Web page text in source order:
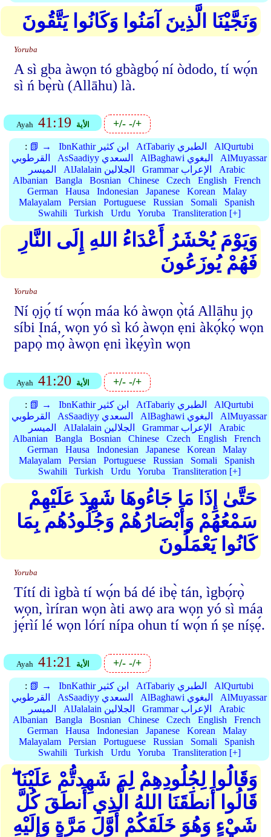
وَنَجَّيْنَا الَّذِينَ آمَنُوا وَكَانُوا يَتَّقُونَ
Yoruba
A sì gba àwọn tó gbàgbọ́ ní òdodo, tí wọ́n
sì ń bẹ̀rù (Allāhu) là.
Ayah 41:19 الأية +/--/+
: 📗 → IbnKathir ابن كثير AtTabariy الطبري
AlQurtubi
القرطوبي
AsSaadiyy السعدي AlBaghawi البغوي
AlMuyassar
الميسر
AlJalalain الجلالين Grammar الإعراب
Arabic
Albanian
Bangla Bosnian Chinese Czech English
French
German
Hausa Indonesian Japanese Korean
Malay
Malayalam
Persian Portuguese Russian Somali
Spanish
Swahili
Turkish Urdu Yoruba Transliteration [+]
وَيَوْمَ يُحْشَرُ أَعْدَاءُ اللهِ إِلَى النَّارِ
فَهُمْ يُوزَعُونَ
Yoruba
Ní ọjọ́ tí wọ́n máa kó àwọn ọ̀tá Allāhu jọ
síbi Iná, wọn yó sì kó àwọn ẹni àkọ́kọ́ wọn
papọ̀ mọ́ àwọn ẹni ìkẹ́yìn wọn
Ayah 41:20 الأية +/--/+
: 📗 → IbnKathir ابن كثير AtTabariy الطبري
AlQurtubi
القرطوبي
AsSaadiyy السعدي AlBaghawi البغوي
AlMuyassar
الميسر
AlJalalain الجلالين Grammar الإعراب
Arabic
Albanian
Bangla Bosnian Chinese Czech English
French
German
Hausa Indonesian Japanese Korean
Malay
Malayalam
Persian Portuguese Russian Somali
Spanish
Swahili
Turkish Urdu Yoruba Transliteration [+]
حَتَّىٰ إِذَا مَا جَاءُوهَا شَهِدَ عَلَيْهِمْ
سَمْعُهُمْ وَأَبْصَارُهُمْ وَجُلُودُهُم بِمَا
كَانُوا يَعْمَلُونَ
Yoruba
Títí di ìgbà tí wọ́n bá dé ibẹ̀ tán, ìgbọ́rọ̀
wọn, ìríran wọn àti awọ ara wọn yó sì máa
jẹ́rìí lé wọn lórí nípa ohun tí wọ́n ń ṣe níṣẹ́.
Ayah 41:21 الأية +/--/+
: 📗 → IbnKathir ابن كثير AtTabariy الطبري
AlQurtubi
القرطوبي
AsSaadiyy السعدي AlBaghawi البغوي
AlMuyassar
الميسر
AlJalalain الجلالين Grammar الإعراب
Arabic
Albanian
Bangla Bosnian Chinese Czech English
French
German
Hausa Indonesian Japanese Korean
Malay
Malayalam
Persian Portuguese Russian Somali
Spanish
Swahili
Turkish Urdu Yoruba Transliteration [+]
وَقَالُوا لِجُلُودِهِمْ لِمَ شَهِدتُّمْ عَلَيْنَا ۖ
قَالُوا أَنطَقَنَا اللهُ الَّذِي أَنطَقَ كُلَّ
شَيْءٍ وَهُوَ خَلَقَكُمْ أَوَّلَ مَرَّةٍ وَإِلَيْهِ